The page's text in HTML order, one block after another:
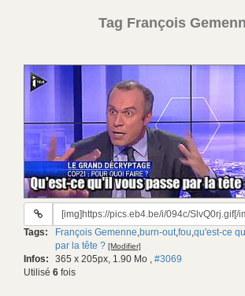
Tag François
URL
gif:
Tags: François Gemenne,burn-out,fou,qu'est-ce
par la tête ? [Modifier]
Infos: 365 x 205px, 1.90 Mo , #3069
Utilisé 6 fois